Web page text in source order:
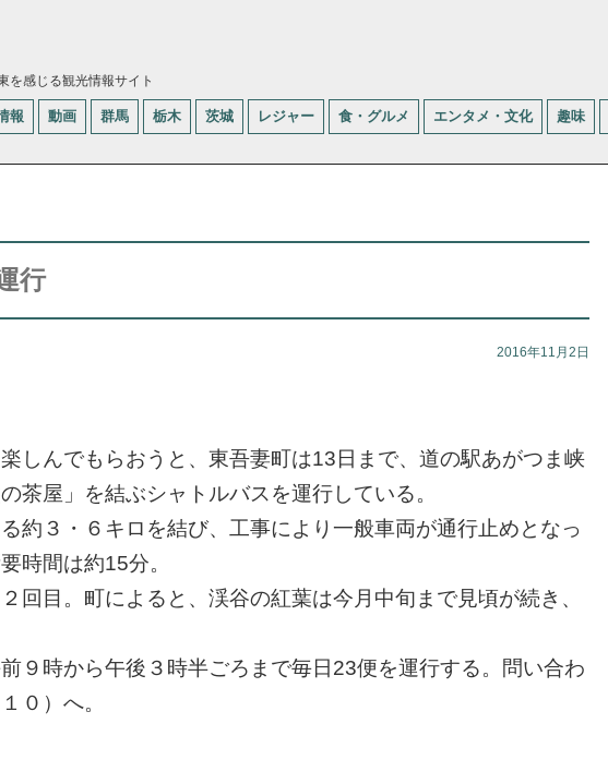
を感じる観光情報サイト
報 動画 群馬 栃木 茨城 レジャー 食・グルメ エンタメ・文化 趣味
行
2016年11月2日
しんでもらおうと、東吾妻町は13日まで、道の駅あがつま峡
茶屋」を結ぶシャトルバスを運行している。
約３・６キロを結び、工事により一般車両が通行止めとなっ
時間は約15分。
回目。町によると、渓谷の紅葉は今月中旬まで見頃が続き、
９時から午後３時半ごろまで毎日23便を運行する。問い合わ
０）へ。